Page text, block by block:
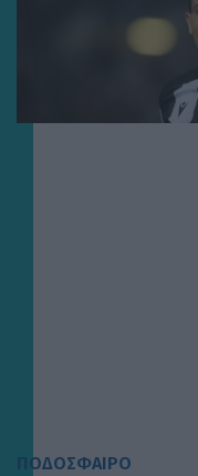
ΠΟΔΟΣΦΑΙΡΟ